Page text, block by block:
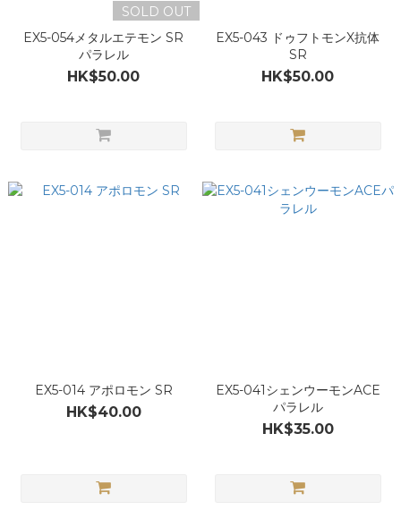
SOLD OUT
EX5-054メタルエテモン SR
パラレル
HK$50.00
EX5-043 ドゥフトモンX抗体
SR
HK$50.00
EX5-014 アポロモン SR
HK$40.00
EX5-041シェンウーモンACE
パラレル
HK$35.00